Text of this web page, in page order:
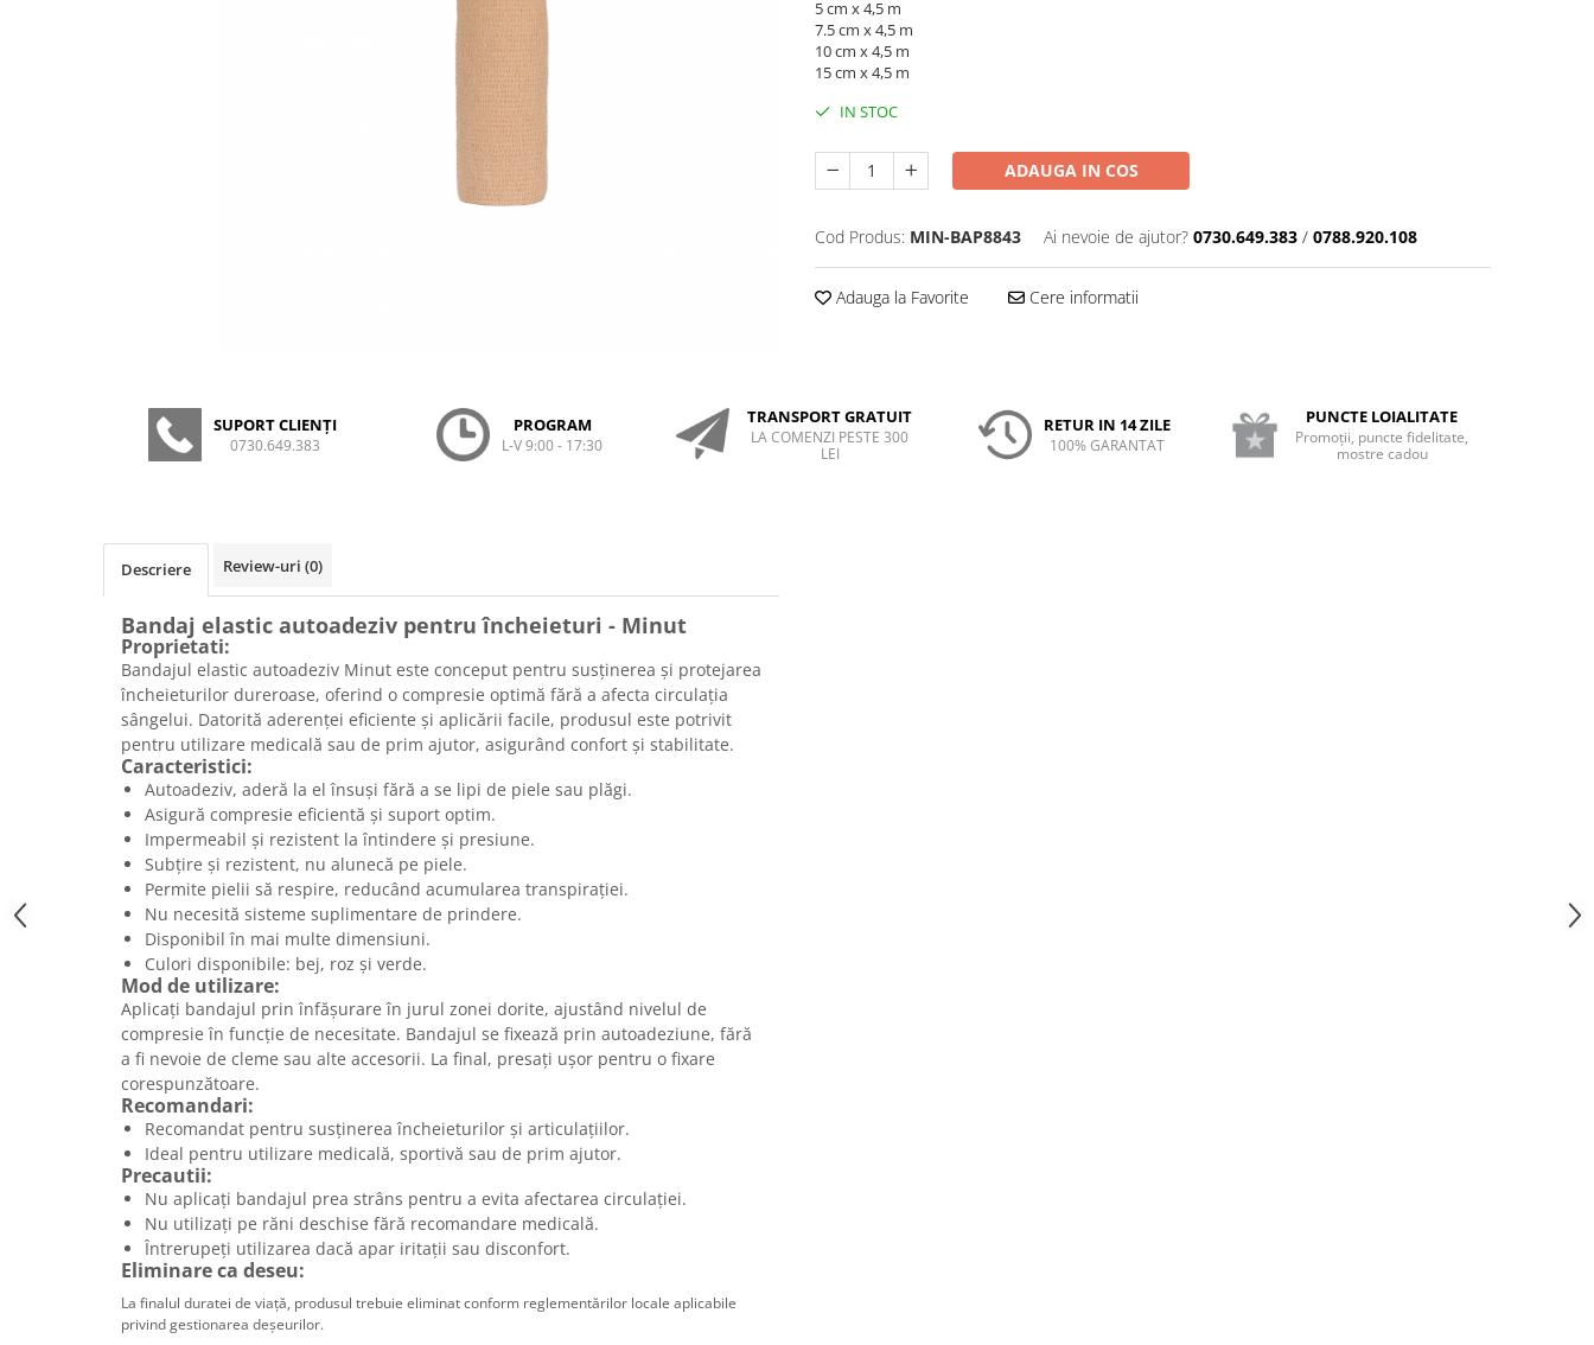
5 cm x 4,5 m
7.5 cm x 4,5 m
10 cm x 4,5 m
15 cm x 4,5 m
IN STOC
ADAUGA IN COS
Cod Produs: MIN-BAP8843 Ai nevoie de ajutor? 0730.649.383 / 0788.920.108
Adauga la Favorite Cere informatii
SUPORT CLIENȚI
0730.649.383
PROGRAM
L-V 9:00 - 17:30
TRANSPORT GRATUIT
LA COMENZI PESTE 300
LEI
RETUR IN 14 ZILE
100% GARANTAT
PUNCTE LOIALITATE
Promoții, puncte fidelitate,
mostre cadou
Descriere Review-uri (0)
Bandaj elastic autoadeziv pentru încheieturi - Minut
Proprietati:
Bandajul elastic autoadeziv Minut este conceput pentru susținerea și protejarea
încheieturilor dureroase, oferind o compresie optimă fără a afecta circulația
sângelui. Datorită aderenței eficiente și aplicării facile, produsul este potrivit
pentru utilizare medicală sau de prim ajutor, asigurând confort și stabilitate.
Caracteristici:
Autoadeziv, aderă la el însuși fără a se lipi de piele sau plăgi.
Asigură compresie eficientă și suport optim.
Impermeabil și rezistent la întindere și presiune.
Subțire și rezistent, nu alunecă pe piele.
Permite pielii să respire, reducând acumularea transpirației.
Nu necesită sisteme suplimentare de prindere.
Disponibil în mai multe dimensiuni.
Culori disponibile: bej, roz și verde.
Mod de utilizare:
Aplicați bandajul prin înfășurare în jurul zonei dorite, ajustând nivelul de
compresie în funcție de necesitate. Bandajul se fixează prin autoadeziune, fără
a fi nevoie de cleme sau alte accesorii. La final, presați ușor pentru o fixare
corespunzătoare.
Recomandari:
Recomandat pentru susținerea încheieturilor și articulațiilor.
Ideal pentru utilizare medicală, sportivă sau de prim ajutor.
Precautii:
Nu aplicați bandajul prea strâns pentru a evita afectarea circulației.
Nu utilizați pe răni deschise fără recomandare medicală.
Întrerupeți utilizarea dacă apar iritații sau disconfort.
Eliminare ca deseu:
La finalul duratei de viață, produsul trebuie eliminat conform reglementărilor locale aplicabile
privind gestionarea deșeurilor.